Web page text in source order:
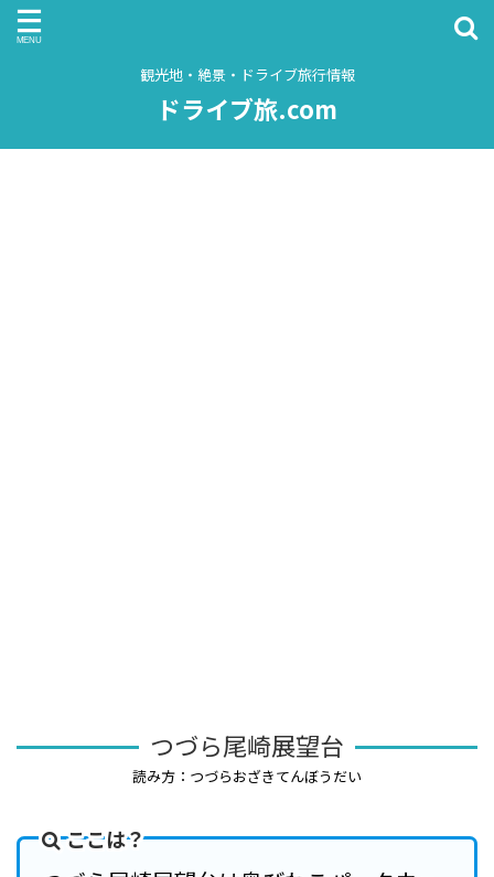
観光地・絶景・ドライブ旅行情報
ドライブ旅.com
つづら尾崎展望台
読み方：つづらおざきてんぼうだい
ここは？